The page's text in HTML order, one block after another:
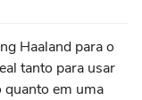
Haaland para o
tanto para usar
quanto em uma